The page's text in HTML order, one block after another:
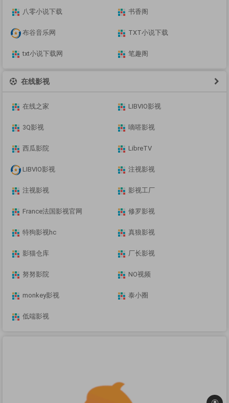
八零小说下载 书香阁
布谷音乐网 TXT小说下载
txt小说下载网 笔趣阁
在线影视
在线之家 LIBVIO影视
3Q影视 嘀嗒影视
西瓜影院 LibreTV
LIBVIO影视 注视影视
注视影视 影视工厂
France法国影视官网 修罗影视
特狗影视hc 真狼影视
影猫仓库 厂长影视
努努影院 NO视频
monkey影视 泰小圈
低端影视